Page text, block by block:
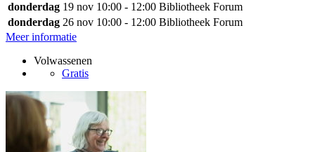
donderdag 19 nov 10:00 - 12:00 Bibliotheek Forum
donderdag 26 nov 10:00 - 12:00 Bibliotheek Forum
Meer informatie
Volwassenen
Gratis